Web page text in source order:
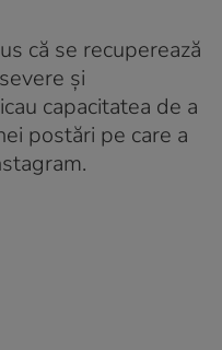
că se recuperează
și
capacitatea de a
postări pe care a